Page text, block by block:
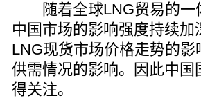
随着全球LNG贸易的一
中国市场的影响强度持续
LNG现货市场价格走势的
供需情况的影响。因此中
得关注。